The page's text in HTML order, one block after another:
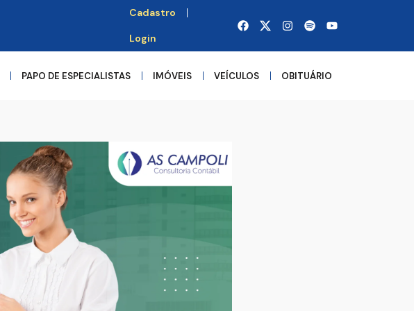
Cadastro
Login
PAPO DE ESPECIALISTAS IMÓVEIS VEÍCULOS OBITUÁRIO